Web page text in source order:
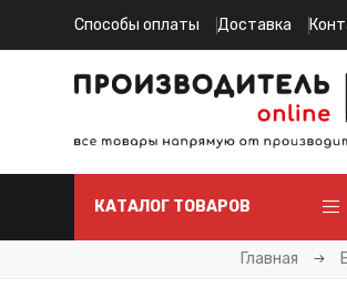
Способы оплаты Доставка
КАТАЛОГ ТОВАРОВ
Главная